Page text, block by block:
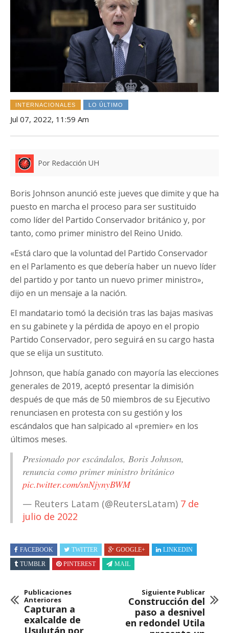
INTERNACIONALES LO ÚLTIMO
Jul 07, 2022, 11:59 Am
Por Redacción UH
Boris Johnson anunció este jueves que dimite y que ha
puesto en marcha el proceso para ser sustituido
como líder del Partido Conservador británico y, por
tanto, como primer ministro del Reino Unido.
«Está claro que la voluntad del Partido Conservador
en el Parlamento es que debería haber un nuevo líder
del partido y por tanto un nuevo primer ministro»,
dijo en un mensaje a la nación.
El mandatario tomó la decisión tras las bajas masivas
en su gabinete y la pérdida de apoyo en el propio
Partido Conservador, pero seguirá en su cargo hasta
que se elija un sustituto.
Johnson, que había ganado con mayoría las elecciones
generales de 2019, aceptó presentar la dimisión
después de que más de 50 miembros de su Ejecutivo
renunciasen en protesta con su gestión y los
escándalos que han salpicado al «premier» en los
últimos meses.
Presionado por escándalos, Boris Johnson,
renuncia como primer ministro británico
pic.twitter.com/snNjynyBWM
— Reuters Latam (@ReutersLatam) 7 de
julio de 2022
FACEBOOK TWITTER GOOGLE+
LINKEDIN
TUMBLR
PINTEREST MAIL
Publicaciones
Anteriores
Capturan a
exalcalde de
Usulután por
Siguiente Publicar
Construcción del
paso a desnivel
en redondel Utila